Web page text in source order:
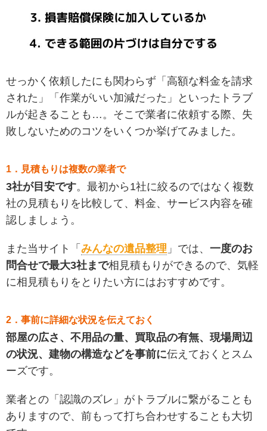
せっかく依頼したにも関わらず「高額な料金を請求
された」「作業がいい加減だった」といったトラブ
ルが起きることも…。そこで業者に依頼する際、失
敗しないためのコツをいくつか挙げてみました。
1．見積もりは複数の業者で
3社が目安です。最初から1社に絞るのではなく複数
社の見積もりを比較して、料金、サービス内容を確
認しましょう。
また当サイト「 みんなの遺品整理 」では、 一度のお
問合せで最大3社まで相見積もりができるので、気軽
に相見積もりをとりたい方にはおすすめです。
2．事前に詳細な状況を伝えておく
部屋の広さ、不用品の量、買取品の有無、現場周辺
の状況、建物の構造などを事前に伝えておくとスム
ーズです。
業者との「認識のズレ」がトラブルに繋がることも
ありますので、前もって打ち合わせすることも大切